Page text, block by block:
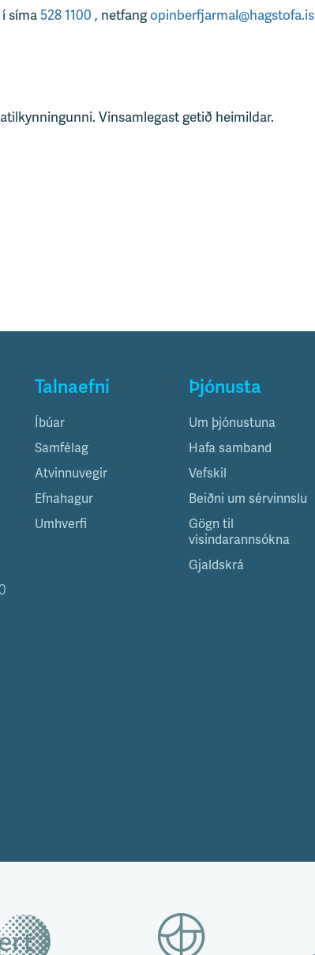
síma528 1100 , netfangopinberfjarmal@hagstofa.is
Vinsamlegast getið heimildar.
Talnaefni
Íbúar
Samfélag
Atvinnuvegir
Efnahagur
Umhverfi
Þjónusta
Um þjónustuna
Hafa samband
Vefskil
Beiðni um sérvinnslu
Gögn til
vísindarannsókna
Gjaldskrá